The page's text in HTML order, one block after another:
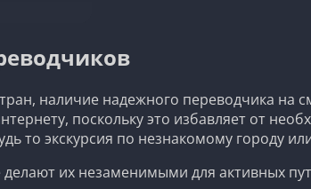
наличие надежного переводчика на
поскольку это избавляет от
то экскурсия по незнакомому городу
их незаменимыми для активных